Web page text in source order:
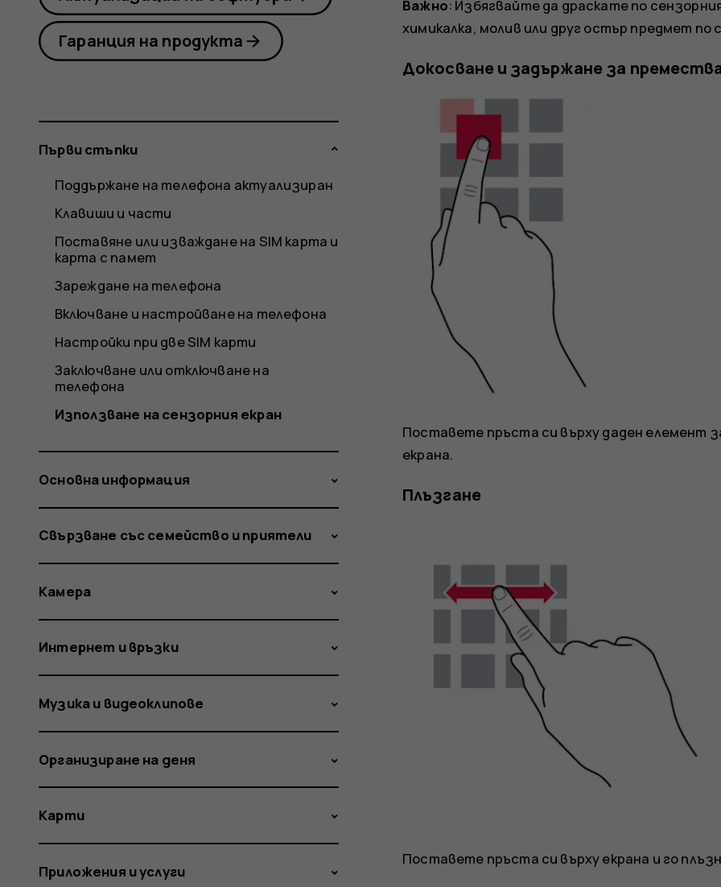
Важно: Избягвайте да драскате по
химикалка, молив или друг остър предмет по
Докосване и задържане за
Поставете пръста си върху даден елемент
екрана.
Плъзгане
Поставете пръста си върху екрана и го
Гаранция на продукта
Първи стъпки
Поддържане на телефона актуализиран
Клавиши и части
Поставяне или изваждане на SIM карта и
карта с памет
Зареждане на телефона
Включване и настройване на телефона
Настройки при две SIM карти
Заключване или отключване на
телефона
Използване на сензорния екран
Основна информация
Свързване със семейство и приятели
Камера
Интернет и връзки
Музика и видеоклипове
Организиране на деня
Карти
Приложения и услуги